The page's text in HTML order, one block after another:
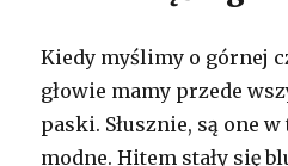
Kiedy myślimy o górnej
głowie mamy przede
paski. Słusznie, są one
modne. Hitem stały się